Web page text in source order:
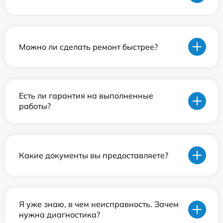
Можно ли сделать ремонт быстрее?
Есть ли гарантия на выполненные
работы?
Какие документы вы предоставляете?
Я уже знаю, в чем неисправность. Зачем
нужна диагностика?